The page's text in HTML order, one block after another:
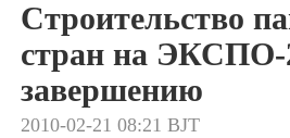
Строительство
стран на ЭКСПО-
завершению
2010-02-21 08:21 BJT